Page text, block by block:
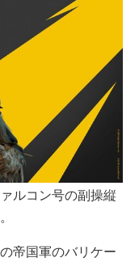
ルコン号の副操縦
帝国軍のバリケー